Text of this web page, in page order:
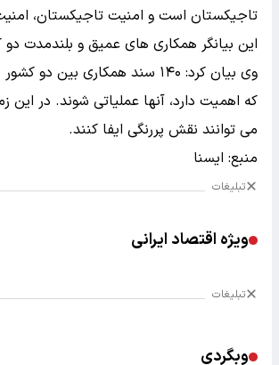
تاجیکستان است و امنیت تاجیکستان،
این بیانگر همکاری های عمیق و بلندمدت
وی بیان کرد: ۱۴۰ سند همکاری بین
که اهمیت دارد، آنها عملیاتی شوند. در این
می توانند نقش پررنگی ایفا کنند.
منبع: ایسنا
تبلیغات
ویژه اقتصاد ایرانی
تبلیغات
وبگردی